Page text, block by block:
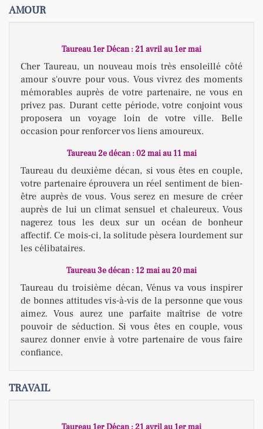
AMOUR
Taureau 1er Décan : 21 avril au 1er mai
Cher Taureau, un nouveau mois très ensoleillé côté
amour s'ouvre pour vous. Vous vivrez des moments
mémorables auprès de votre partenaire, ne vous en
privez pas. Durant cette période, votre conjoint vous
proposera un voyage loin de votre ville. Belle
occasion pour renforcer vos liens amoureux.
Taureau 2e décan : 02 mai au 11 mai
Taureau du deuxième décan, si vous êtes en couple,
votre partenaire éprouvera un réel sentiment de bien-
être auprès de vous. Vous serez en mesure de créer
auprès de lui un climat sensuel et chaleureux. Vous
nagerez tous les deux sur un océan de bonheur
affectif. Ce mois-ci, la solitude pèsera lourdement sur
les célibataires.
Taureau 3e décan : 12 mai au 20 mai
Taureau du troisième décan, Vénus va vous inspirer
de bonnes attitudes vis-à-vis de la personne que vous
aimez. Vous aurez une parfaite maîtrise de votre
pouvoir de séduction. Si vous êtes en couple, vous
saurez donner envie à votre partenaire de vous faire
confiance.
TRAVAIL